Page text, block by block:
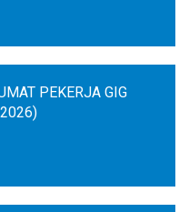
PEKERJA GIG